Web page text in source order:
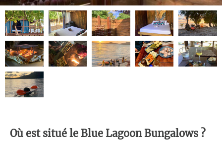
Où est situé le Blue Lagoon Bungalows ?